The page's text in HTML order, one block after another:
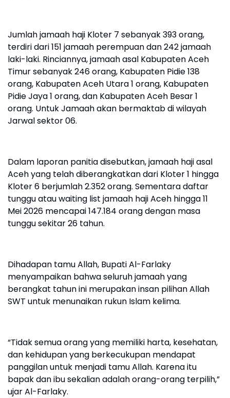
Jumlah jamaah haji Kloter 7 sebanyak 393 orang,
terdiri dari 151 jamaah perempuan dan 242 jamaah
laki-laki. Rinciannya, jamaah asal Kabupaten Aceh
Timur sebanyak 246 orang, Kabupaten Pidie 138
orang, Kabupaten Aceh Utara 1 orang, Kabupaten
Pidie Jaya 1 orang, dan Kabupaten Aceh Besar 1
orang. Untuk Jamaah akan bermaktab di wilayah
Jarwal sektor 06.
Dalam laporan panitia disebutkan, jamaah haji asal
Aceh yang telah diberangkatkan dari Kloter 1 hingga
Kloter 6 berjumlah 2.352 orang. Sementara daftar
tunggu atau waiting list jamaah haji Aceh hingga 11
Mei 2026 mencapai 147.184 orang dengan masa
tunggu sekitar 26 tahun.
Dihadapan tamu Allah, Bupati Al-Farlaky
menyampaikan bahwa seluruh jamaah yang
berangkat tahun ini merupakan insan pilihan Allah
SWT untuk menunaikan rukun Islam kelima.
“Tidak semua orang yang memiliki harta, kesehatan,
dan kehidupan yang berkecukupan mendapat
panggilan untuk menjadi tamu Allah. Karena itu
bapak dan ibu sekalian adalah orang-orang terpilih,”
ujar Al-Farlaky.